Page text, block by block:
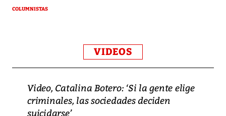
COLUMNISTAS
VIDEOS
Video, Catalina Botero: ‘Si la gente elige
criminales, las sociedades deciden
suicidarse’